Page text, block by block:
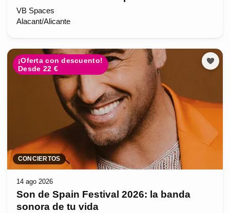
VB Spaces
Alacant/Alicante
¡Oferta con descuento!
Desde 22 €
CONCIERTOS
14 ago 2026
Son de Spain Festival 2026: la banda
sonora de tu vida